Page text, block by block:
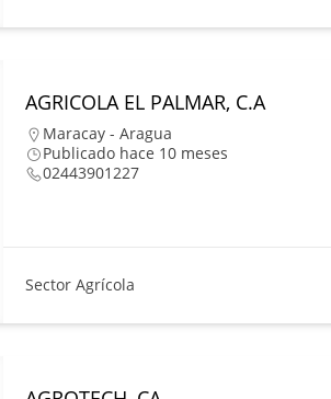
AGRICOLA EL PALMAR, C.A
Maracay - Aragua
Publicado hace 10 meses
02443901227
Sector Agrícola